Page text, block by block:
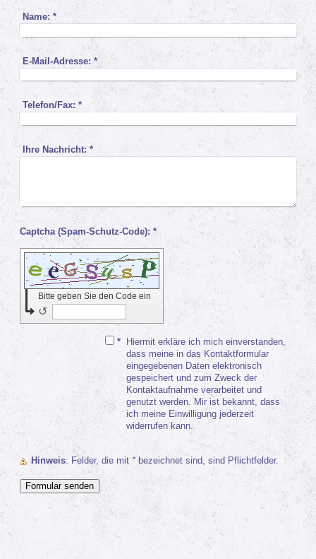
Name: *
E-Mail-Adresse:*
Telefon/Fax: *
Ihre Nachricht: *
Captcha (Spam-Schutz-Code): *
Bitte geben Sie den Code ein
↺
*
Hiermit erkläre ich mich einverstanden,
dass meine in das Kontaktformular
eingegebenen Daten elektronisch
gespeichert und zum Zweck der
Kontaktaufnahme verarbeitet und
genutzt werden. Mir ist bekannt, dass
ich meine Einwilligung jederzeit
widerrufen kann.
Hinweis : Felder, die mit *bezeichnet sind, sind Pflichtfelder.